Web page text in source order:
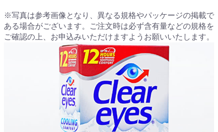
※写真は参考画像となり、異なる規格やパッケージの掲載で
ある場合がございます。ご注文時は必ず含有量などの規格を
ご確認の上、お申込みいただけますようお願いいたします。